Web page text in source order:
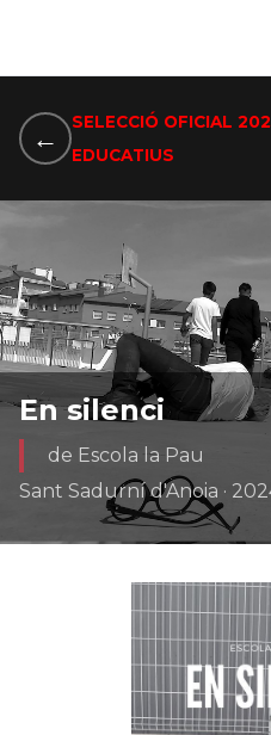
←
SELECCIÓ OFICIAL
EDUCATIUS
En silenci
de Escola la Pau
Sant Sadurní d'Anoia ·